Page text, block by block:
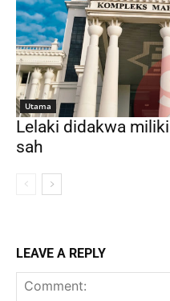
Utama
Lelaki didakwa
sah
LEAVE A REPLY